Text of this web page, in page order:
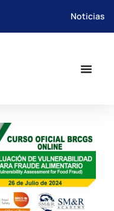
Noticias